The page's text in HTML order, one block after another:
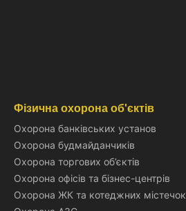
Фізична охорона об'єктів
Охорона банківських установ
Охорона будмайданчиків
Охорона торгових об’єктів
Охорона офісів та бізнес-центрів
Охорона ЖК та котеджних містечок